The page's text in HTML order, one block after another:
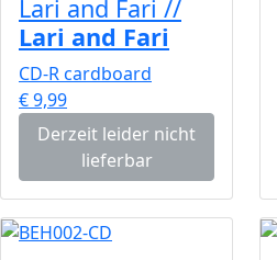
Lari and Fari //
Lari and Fari
CD-R cardboard
€ 9,99
Derzeit leider nicht
lieferbar